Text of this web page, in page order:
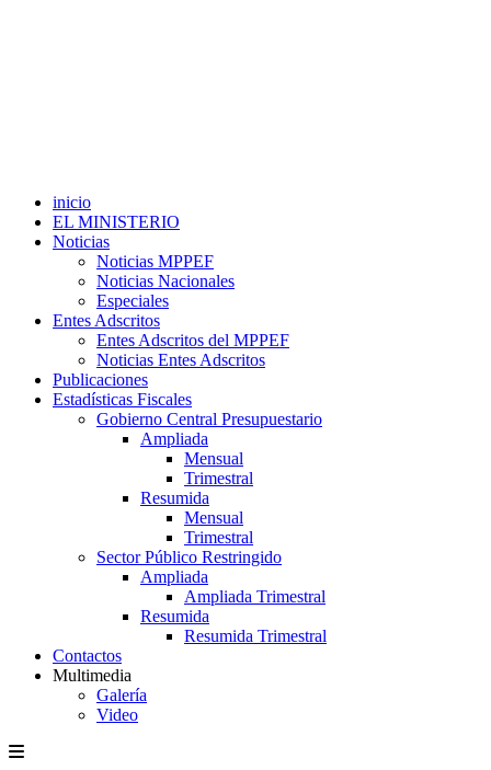
inicio
EL MINISTERIO
Noticias
Noticias MPPEF
Noticias Nacionales
Especiales
Entes Adscritos
Entes Adscritos del MPPEF
Noticias Entes Adscritos
Publicaciones
Estadísticas Fiscales
Gobierno Central Presupuestario
Ampliada
Mensual
Trimestral
Resumida
Mensual
Trimestral
Sector Público Restringido
Ampliada
Ampliada Trimestral
Resumida
Resumida Trimestral
Contactos
Multimedia
Galería
Video